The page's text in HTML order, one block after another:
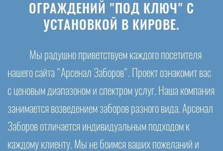
ОГРАЖДЕНИЙ "ПОД КЛЮЧ" С
УСТАНОВКОЙ В КИРОВЕ.
Мы радушно приветствуем каждого посетителя
нашего сайта "Арсенал Заборов". Проект ознакомит вас
с ценовым диапазоном и спектром услуг. Наша компания
занимается возведением заборов разного вида. Арсенал
Заборов отличается индивидуальным подходом к
каждому клиенту. Мы не боимся ваших пожеланий и